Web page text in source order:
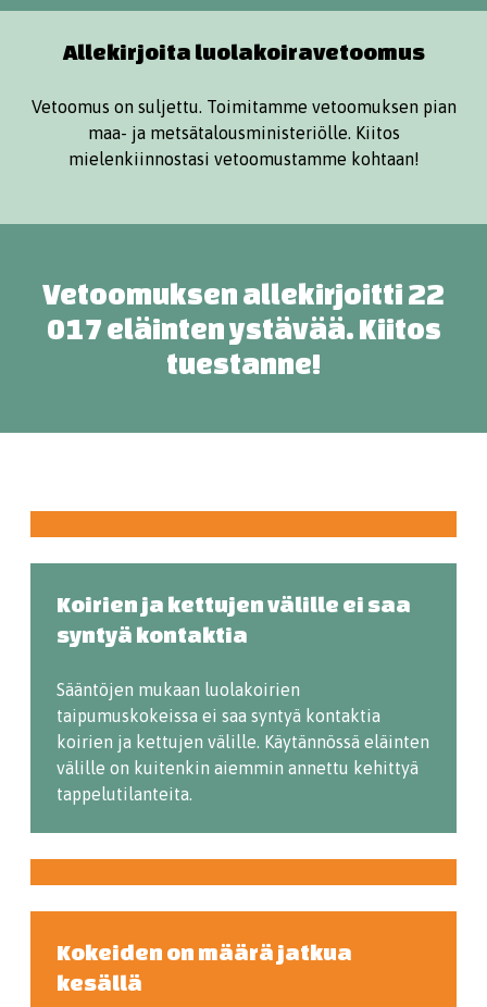
Allekirjoita luolakoiravetoomus
Vetoomus on suljettu. Toimitamme vetoomuksen pian
maa- ja metsätalousministeriölle. Kiitos
mielenkiinnostasi vetoomustamme kohtaan!
Vetoomuksen allekirjoitti 22
017 eläinten ystävää. Kiitos
tuestanne!
Koirien ja kettujen välille ei saa
syntyä kontaktia
Sääntöjen mukaan luolakoirien
taipumuskokeissa ei saa syntyä kontaktia
koirien ja kettujen välille. Käytännössä eläinten
välille on kuitenkin aiemmin annettu kehittyä
tappelutilanteita.
Kokeiden on määrä jatkua
kesällä